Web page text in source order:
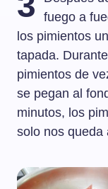
fuego a
los pimientos
tapada.
pimientos de
se pegan al
minutos, los
solo nos queda